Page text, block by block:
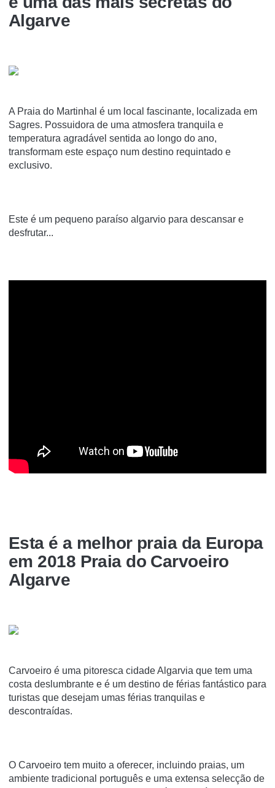
Algarve
A Praia do Martinhal é um local fascinante, localizada em
Sagres. Possuidora de uma atmosfera tranquila e
temperatura agradável sentida ao longo do ano,
transformam este espaço num destino requintado e
exclusivo.
Este é um pequeno paraíso algarvio para descansar e
desfrutar...
Esta é a melhor praia da Europa
em 2018 Praia do Carvoeiro
Algarve
Carvoeiro é uma pitoresca cidade Algarvia que tem uma
costa deslumbrante e é um destino de férias fantástico para
turistas que desejam umas férias tranquilas e
descontraídas.
O Carvoeiro tem muito a oferecer, incluindo praias, um
ambiente tradicional português e uma extensa selecção de